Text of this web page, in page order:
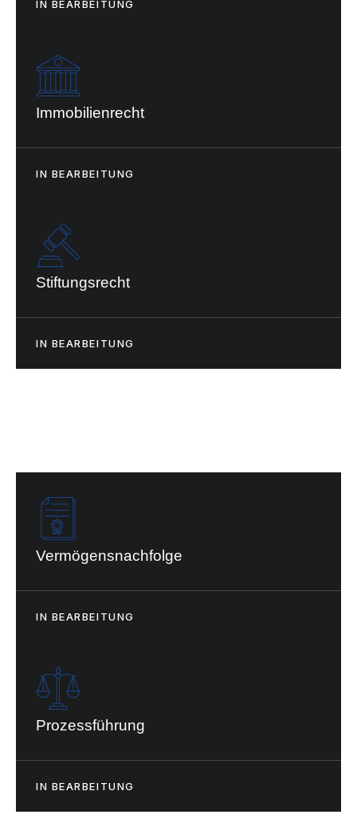
IN BEARBEITUNG
Immobilienrecht
IN BEARBEITUNG
Stiftungsrecht
IN BEARBEITUNG
Vermögensnachfolge
IN BEARBEITUNG
Prozessführung
IN BEARBEITUNG